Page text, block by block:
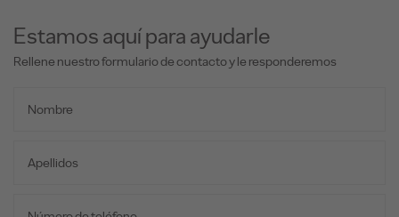
Estamos aquí para ayudarle
Rellene nuestro formulario de contacto y le responderemos